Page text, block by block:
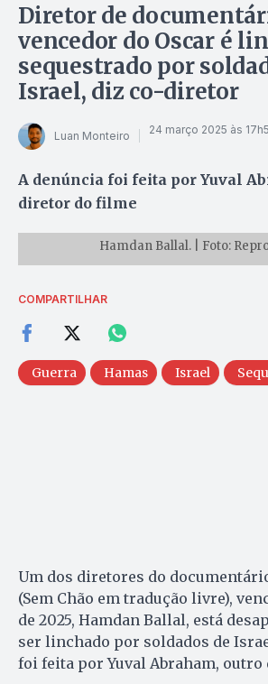
Diretor de
vencedor do Oscar é
sequestrado por
Israel, diz co-diretor
Luan Monteiro 24 março 2025 às
A denúncia foi feita por Yuval
diretor do filme
Hamdan Ballal. | Foto:
COMPARTILHAR
Guerra Hamas Israel
Um dos diretores do
(Sem Chão em tradução livre),
de 2025, Hamdan Ballal, está
ser linchado por soldados de
foi feita por Yuval Abraham,